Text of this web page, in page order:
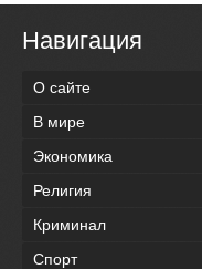
Навигация
О сайте
В мире
Экономика
Религия
Криминал
Спорт